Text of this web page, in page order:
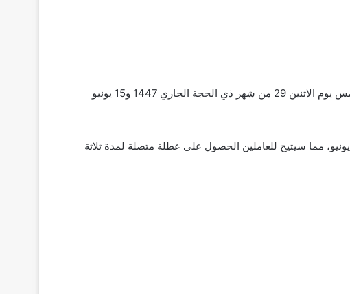
وتحدد دار الإفتاء المصرية موعد رأس السنة الهجرية الجديدة 1448 من خلال استطلاع هلال شهر المحرم بعد غروب شمس يوم الاثنين 29 من شهر ذي الحجة الجاري 1447 و15 يونيو
وأعلنت الحكومة المصرية بشكل رسمي موعد إجازة رأس السنة الهجرية لعام 2026-1448، وتأخيرها إلى الخميس 18 يونيو، مما سيتيح للعاملين الحصول على عطلة متصلة لمدة ثلاثة